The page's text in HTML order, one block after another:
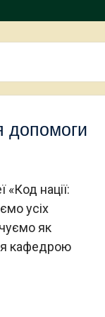
допомоги
нації:
усіх
як
кафедрою